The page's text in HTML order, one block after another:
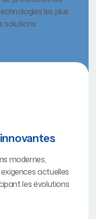
les plus
solutions
modernes,
actuelles
les évolutions